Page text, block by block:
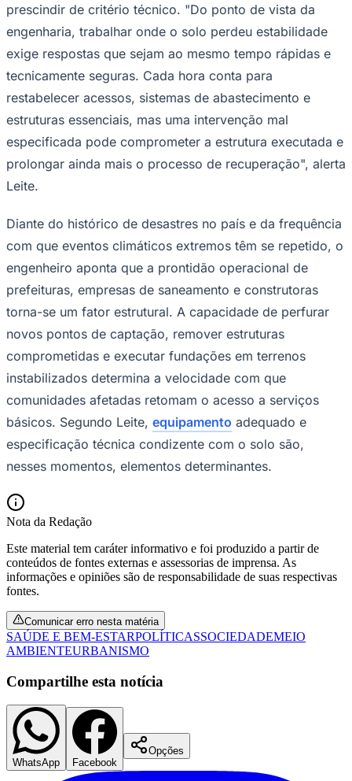
Santos
Flamengo
prescindir de critério técnico. "Do ponto de vista da
engenharia, trabalhar onde o solo perdeu estabilidade
exige respostas que sejam ao mesmo tempo rápidas e
tecnicamente seguras. Cada hora conta para
restabelecer acessos, sistemas de abastecimento e
estruturas essenciais, mas uma intervenção mal
especificada pode comprometer a estrutura executada e
prolongar ainda mais o processo de recuperação", alerta
Leite.
Diante do histórico de desastres no país e da frequência
com que eventos climáticos extremos têm se repetido, o
engenheiro aponta que a prontidão operacional de
prefeituras, empresas de saneamento e construtoras
torna-se um fator estrutural. A capacidade de perfurar
novos pontos de captação, remover estruturas
comprometidas e executar fundações em terrenos
instabilizados determina a velocidade com que
comunidades afetadas retomam o acesso a serviços
básicos. Segundo Leite, equipamento adequado e
especificação técnica condizente com o solo são,
nesses momentos, elementos determinantes.
Nota da Redação
Este material tem caráter informativo e foi produzido a partir de
conteúdos de fontes externas e assessorias de imprensa. As
informações e opiniões são de responsabilidade de suas respectivas
fontes.
Comunicar erro nesta matéria
SAÚDE E BEM-ESTARPOLÍTICASSOCIEDADEMEIO
AMBIENTEURBANISMO
Compartilhe esta notícia
WhatsApp Facebook
Opções